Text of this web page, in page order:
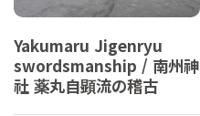
Yakumaru Jigenryu
swordsmanship / 南州神
社 薬丸自顕流の稽古